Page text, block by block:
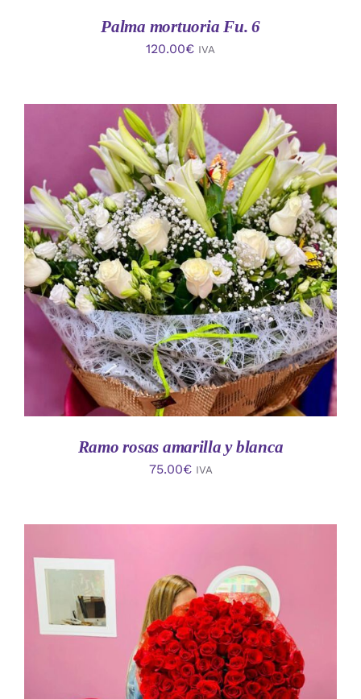
Palma mortuoria Fu. 6
120.00€ IVA
AÑADIR AL CARRITO
/
DETALLES
Ramo rosas amarilla y blanca
75.00€ IVA
AÑADIR AL CARRITO
/